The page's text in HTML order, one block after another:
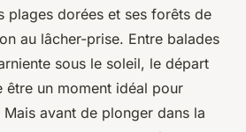
Vendée :
maison avant de
2 min de lecture
plages dorées et ses forêts de
au lâcher-prise. Entre balades
sous le soleil, le départ
être un moment idéal pour
avant de plonger dans la